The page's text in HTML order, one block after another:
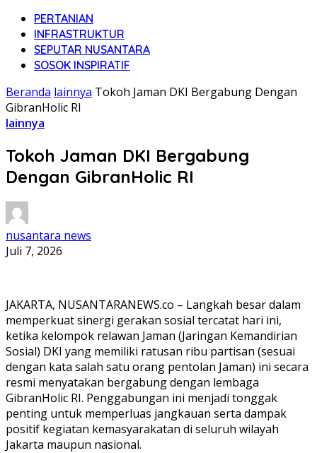
PERTANIAN
INFRASTRUKTUR
SEPUTAR NUSANTARA
SOSOK INSPIRATIF
Beranda lainnya Tokoh Jaman DKI Bergabung Dengan
GibranHolic RI
lainnya
Tokoh Jaman DKI Bergabung
Dengan GibranHolic RI
nusantara news
Juli 7, 2026
JAKARTA, NUSANTARANEWS.co – Langkah besar dalam
memperkuat sinergi gerakan sosial tercatat hari ini,
ketika kelompok relawan Jaman (Jaringan Kemandirian
Sosial) DKI yang memiliki ratusan ribu partisan (sesuai
dengan kata salah satu orang pentolan Jaman) ini secara
resmi menyatakan bergabung dengan lembaga
GibranHolic RI. Penggabungan ini menjadi tonggak
penting untuk memperluas jangkauan serta dampak
positif kegiatan kemasyarakatan di seluruh wilayah
Jakarta maupun nasional.